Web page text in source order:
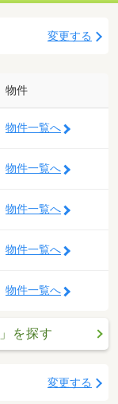
変更する
物件
物件一覧へ
物件一覧へ
物件一覧へ
物件一覧へ
物件一覧へ
」を探す
変更する